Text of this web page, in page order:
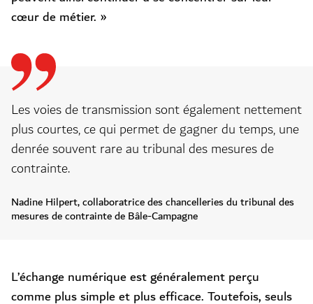
cœur de métier. »
Les voies de transmission sont également nettement
plus courtes, ce qui permet de gagner du temps, une
denrée souvent rare au tribunal des mesures de
contrainte.
Nadine Hilpert, collaboratrice des chancelleries du tribunal des
mesures de contrainte de Bâle-Campagne
L’échange numérique est généralement perçu
comme plus simple et plus efficace.Toutefois, seuls